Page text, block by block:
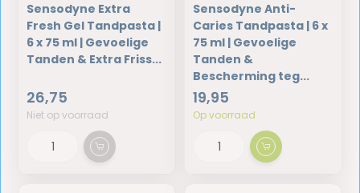
Sensodyne Extra
Fresh Gel Tandpasta |
6 x 75 ml | Gevoelige
Tanden & Extra Friss...
26,75
Niet op voorraad
Sensodyne Anti-
Caries Tandpasta | 6 x
75 ml | Gevoelige
Tanden &
Bescherming teg...
19,95
Op voorraad